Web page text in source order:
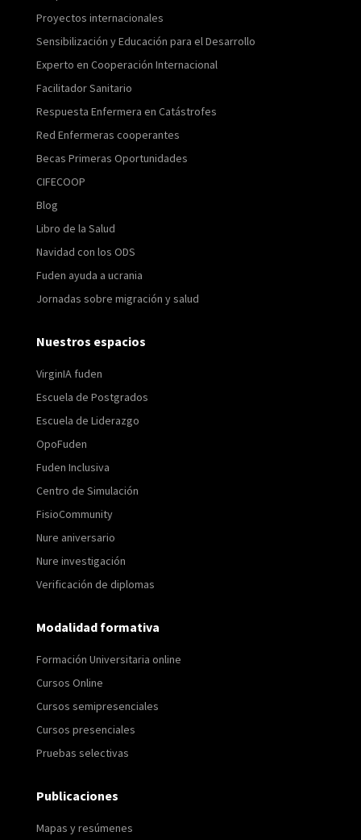
Proyectos internacionales
Sensibilización y Educación para el Desarrollo
Experto en Cooperación Internacional
Facilitador Sanitario
Respuesta Enfermera en Catástrofes
Red Enfermeras cooperantes
Becas Primeras Oportunidades
CIFECOOP
Blog
Libro de la Salud
Navidad con los ODS
Fuden ayuda a ucrania
Jornadas sobre migración y salud
Nuestros espacios
VirginIA fuden
Escuela de Postgrados
Escuela de Liderazgo
OpoFuden
Fuden Inclusiva
Centro de Simulación
FisioCommunity
Nure aniversario
Nure investigación
Verificación de diplomas
Modalidad formativa
Formación Universitaria online
Cursos Online
Cursos semipresenciales
Cursos presenciales
Pruebas selectivas
Publicaciones
Mapas y resúmenes